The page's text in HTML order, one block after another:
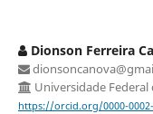
Dionson Ferreira
Universidade
https://orcid.org/0000-0002-